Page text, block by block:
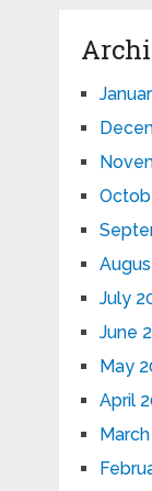
July
June
May
April